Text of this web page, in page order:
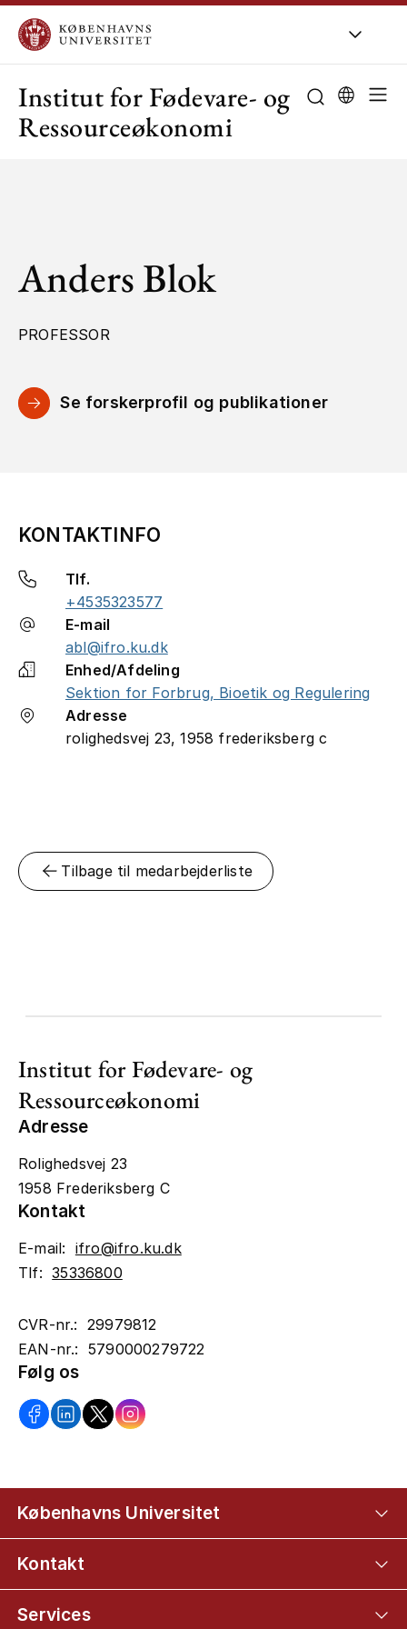
Institut for Fødevare- og
Ressourceøkonomi
Anders Blok
PROFESSOR
Se forskerprofil og publikationer
KONTAKTINFO
Tlf.
+4535323577
E-mail
abl@ifro.ku.dk
Enhed/Afdeling
Sektion for Forbrug, Bioetik og Regulering
Adresse
rolighedsvej 23, 1958 frederiksberg c
Tilbage til medarbejderliste
Institut for Fødevare- og
Ressourceøkonomi
Adresse
Rolighedsvej 23
1958 Frederiksberg C
Kontakt
E-mail: ifro@ifro.ku.dk
Tlf:35336800
CVR-nr.: 29979812
EAN-nr.: 5790000279722
Følg os
Københavns Universitet
Kontakt
Services
Om KU